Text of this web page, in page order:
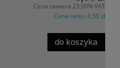
Cena zawiera 23,00% VAT
Cena netto: 6,50 zł
do koszyka